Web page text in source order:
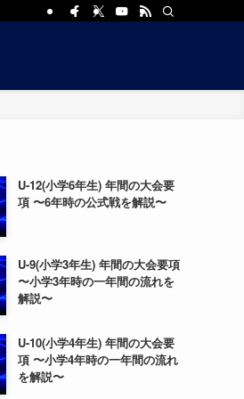
U-12(小学6年生) 年間の大会要
項 〜6年時の公式戦を解説〜
U-9(小学3年生) 年間の大会要項
〜小学3年時の一年間の流れを
解説〜
U-10(小学4年生) 年間の大会要
項 〜小学4年時の一年間の流れ
を解説〜